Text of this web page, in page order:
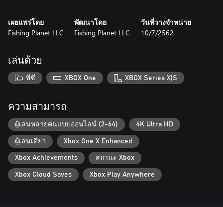
bottom contour and type (color and structure), water and air
temperature, wind, etc. Biting/striking reactions for each fish
lure attacks.
* Photorealistic graphics – using latest high-end tools for
ultimate photo-realism: photogrammetry, all waterways are
based on real location.
rods, lines and reels break according to their actual individual
lures and retrieves.
* Dynamic water graphics – splashes, waves and ripples on the
water create a fully realistic fishing atmosphere.
* Weather – change of conditions depending on location, season
and time of day. Possibility of sudden rain or sunshine breaking
through the clouds.
เผยแพร่โดย
Fishing Planet LLC
พัฒนาโดย
Fishing Planet LLC
วันที่วางจำหน่าย
10/7/2562
เล่นด้วย
พีซี XBOX One XBOX Series X|S
ความสามารถ
ผู้เล่นหลายคนแบบออนไลน์ (2-64) 4K Ultra HD
ผู้เล่นเดียว Xbox One X Enhanced
Xbox Achievements สถานะ Xbox
Xbox Cloud Saves Xbox Play Anywhere